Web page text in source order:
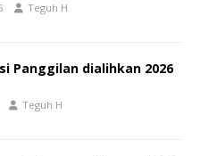
Teguh H
Panggilan dialihkan 2026
Teguh H